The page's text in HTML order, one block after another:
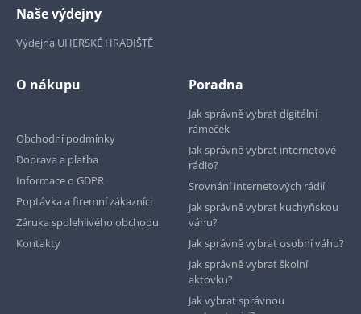
Naše výdejny
Výdejna UHERSKÉ HRADIŠTĚ
O nákupu
Obchodní podmínky
Doprava a platba
Informace o GDPR
Poptávka a firemní zákazníci
Záruka spolehlivého obchodu
Kontakty
Poradna
Jak správně vybrat digitální
rámeček
Jak správně vybrat internetové
rádio?
Srovnání internetových rádií
Jak správně vybrat kuchyňskou
váhu?
Jak správně vybrat osobní váhu?
Jak správně vybrat školní
aktovku?
Jak vybrat správnou